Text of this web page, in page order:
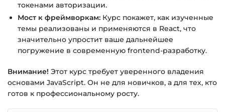
токенами авторизации.
Мост к фреймворкам: Курс покажет, как изученные
темы реализованы и применяются в React, что
значительно упростит ваше дальнейшее
погружение в современную frontend-разработку.
Внимание! Этот курс требует уверенного владения
основами JavaScript. Он не для новичков, а для тех, кто
готов к профессиональному росту.